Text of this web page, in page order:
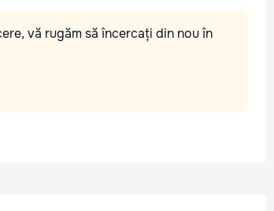
vă rugăm să încercați din nou în